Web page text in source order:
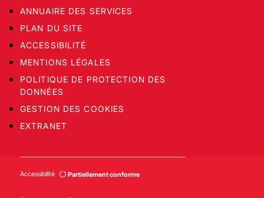
ANNUAIRE DES SERVICES
PLAN DU SITE
ACCESSIBILITÉ
MENTIONS LÉGALES
POLITIQUE DE PROTECTION DES
DONNÉES
GESTION DES COOKIES
EXTRANET
Accessibilité Partiellement conforme